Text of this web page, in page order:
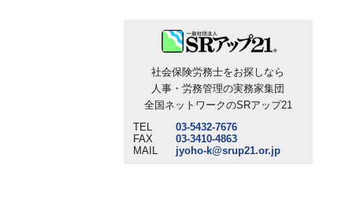
社会保険労務士をお探しなら
人事・労務管理の実務家集団
全国ネットワークのSRアップ21
TEL
03-5432-7676
FAX
03-3410-4863
MAIL
jyoho-k@srup21.or.jp